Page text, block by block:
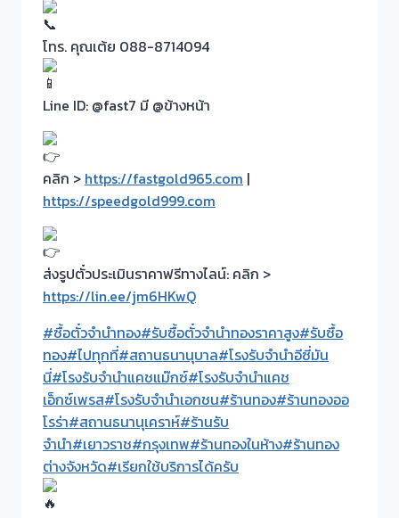
โทร. คุณเต้ย 088-8714094
Line ID: @fast7 มี @ข้างหน้า
คลิก > https://fastgold965.com |
https://speedgold999.com
ส่งรูปตั๋วประเมินราคาฟรีทางไลน์: คลิก >
https://lin.ee/jm6HKwQ
#ซื้อตั๋วจำนำทอง#รับซื้อตั๋วจำนำทองราคาสูง#รับซื้อ
ทอง#ไปทุกที่#สถานธนานุบาล#โรงรับจำนำอีซี่มัน
นี่#โรงรับจำนำแคชแม๊กซ์#โรงรับจำนำแคช
เอ็กซ์เพรส#โรงรับจำนำเอกชน#ร้านทอง#ร้านทองออ
โรร่า#สถานธนานุเคราห์#ร้านรับ
จำนำ#เยาวราช#กรุงเทพ#ร้านทองในห้าง#ร้านทอง
ต่างจังหวัด#เรียกใช้บริการได้ครับ